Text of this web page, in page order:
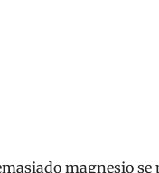
magnesio